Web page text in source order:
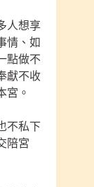
人想享
情、如
點做不
獻不收
宮。
不私下
陪宮